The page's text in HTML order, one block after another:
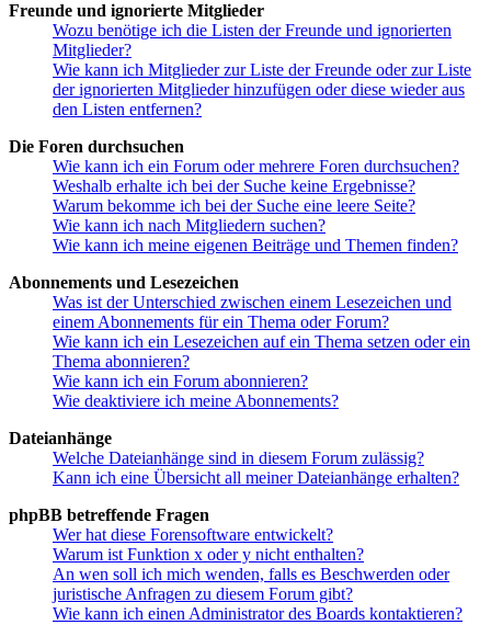
Freunde und ignorierte Mitglieder
Wozu benötige ich die Listen der Freunde und ignorierten
Mitglieder?
Wie kann ich Mitglieder zur Liste der Freunde oder zur Liste
der ignorierten Mitglieder hinzufügen oder diese wieder aus
den Listen entfernen?
Die Foren durchsuchen
Wie kann ich ein Forum oder mehrere Foren durchsuchen?
Weshalb erhalte ich bei der Suche keine Ergebnisse?
Warum bekomme ich bei der Suche eine leere Seite?
Wie kann ich nach Mitgliedern suchen?
Wie kann ich meine eigenen Beiträge und Themen finden?
Abonnements und Lesezeichen
Was ist der Unterschied zwischen einem Lesezeichen und
einem Abonnements für ein Thema oder Forum?
Wie kann ich ein Lesezeichen auf ein Thema setzen oder ein
Thema abonnieren?
Wie kann ich ein Forum abonnieren?
Wie deaktiviere ich meine Abonnements?
Dateianhänge
Welche Dateianhänge sind in diesem Forum zulässig?
Kann ich eine Übersicht all meiner Dateianhänge erhalten?
phpBB betreffende Fragen
Wer hat diese Forensoftware entwickelt?
Warum ist Funktion x oder y nicht enthalten?
An wen soll ich mich wenden, falls es Beschwerden oder
juristische Anfragen zu diesem Forum gibt?
Wie kann ich einen Administrator des Boards kontaktieren?